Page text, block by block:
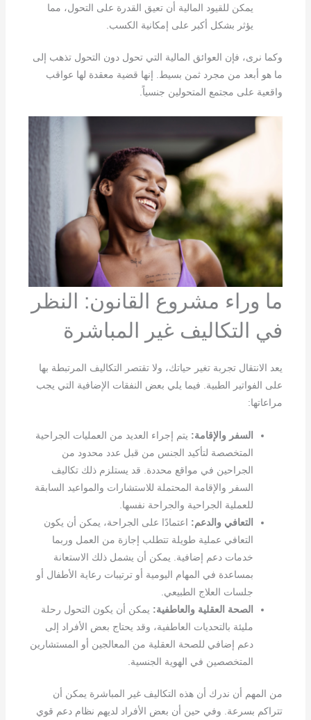
يمكن للقيود المالية أن تعيق القدرة على التحول، مما
يؤثر بشكل أكبر على إمكانية الكسب.
وكما نرى، فإن العوائق المالية التي تحول دون التحول تذهب إلى
ما هو أبعد من مجرد ثمن بسيط. إنها قضية معقدة لها عواقب
واقعية على مجتمع المتحولين جنسياً.
ما وراء مشروع القانون: النظر
في التكاليف غير المباشرة
يعد الانتقال تجربة تغير حياتك، ولا تقتصر التكاليف المرتبطة بها
على الفواتير الطبية. فيما يلي بعض النفقات الإضافية التي يجب
مراعاتها:
السفر والإقامة: يتم إجراء العديد من العمليات الجراحية
المتخصصة لتأكيد الجنس من قبل عدد محدود من
الجراحين في مواقع محددة. قد يستلزم ذلك تكاليف
السفر والإقامة المحتملة للاستشارات والمواعيد السابقة
للعملية الجراحية والجراحة نفسها.
التعافي والدعم: اعتمادًا على الجراحة، يمكن أن يكون
التعافي عملية طويلة تتطلب إجازة من العمل وربما
خدمات دعم إضافية. يمكن أن يشمل ذلك الاستعانة
بمساعدة في المهام اليومية أو ترتيبات رعاية الأطفال أو
جلسات العلاج الطبيعي.
الصحة العقلية والعاطفية: يمكن أن يكون التحول رحلة
مليئة بالتحديات العاطفية، وقد يحتاج بعض الأفراد إلى
دعم إضافي للصحة العقلية من المعالجين أو المستشارين
المتخصصين في الهوية الجنسية.
من المهم أن ندرك أن هذه التكاليف غير المباشرة يمكن أن
تتراكم بسرعة. وفي حين أن بعض الأفراد لديهم نظام دعم قوي